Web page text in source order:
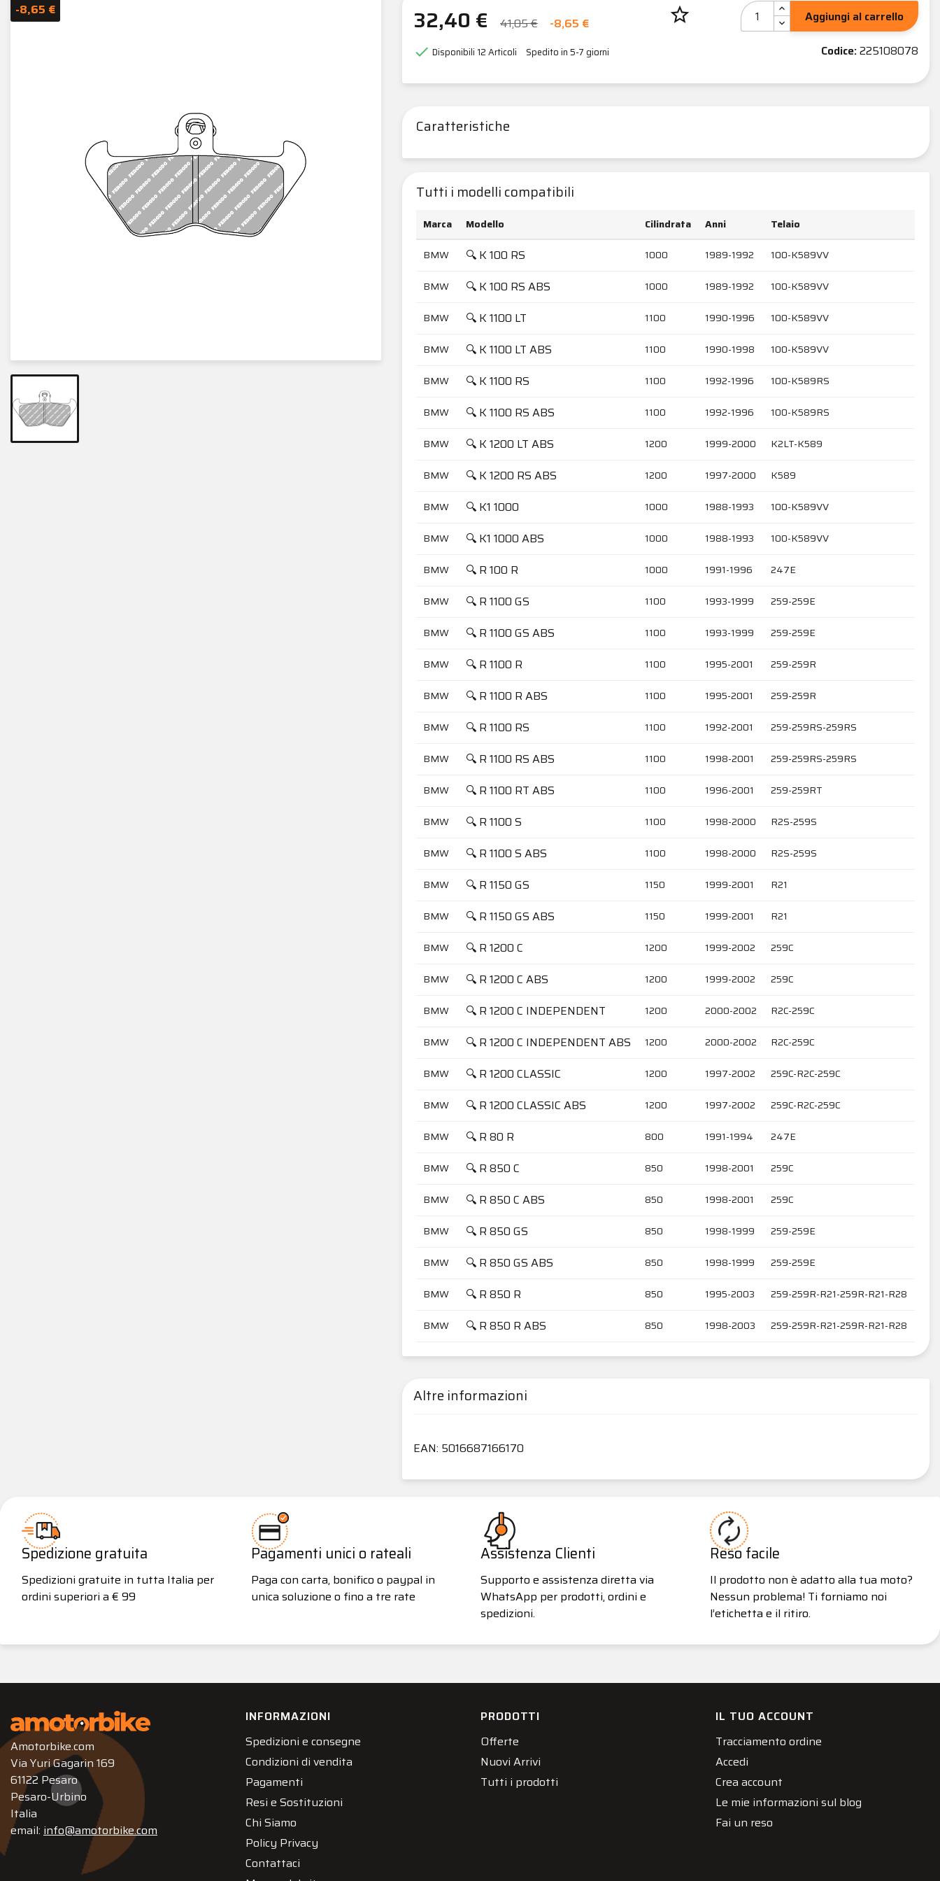
-8,65 € 32,40 € 41,05 € -8,65 €
 Disponibili 12 Articoli Spedito in 5-7 giorni
star_border
Aggiungi al carrello
Codice:225108078
Caratteristiche
Tutti i modelli compatibili
Marca Modello Cilindrata Anni
Telaio
BMW
🔍 K 100 RS 1000 1989-1992 100-K589VV
BMW 🔍 K 100 RS ABS 1000 1989-1992 100-K589VV
BMW 🔍 K 1100 LT 1100 1990-1996 100-K589VV
BMW 🔍 K 1100 LT ABS 1100 1990-1998 100-K589VV
BMW 🔍 K 1100 RS 1100 1992-1996 100-K589RS
BMW 🔍 K 1100 RS ABS 1100 1992-1996 100-K589RS
BMW 🔍 K 1200 LT ABS 1200 1999-2000 K2LT-K589
BMW 🔍 K 1200 RS ABS 1200 1997-2000 K589
BMW 🔍 K1 1000 1000 1988-1993 100-K589VV
BMW 🔍 K1 1000 ABS 1000 1988-1993 100-K589VV
BMW 🔍 R 100 R 1000 1991-1996 247E
BMW 🔍 R 1100 GS 1100 1993-1999 259-259E
BMW 🔍 R 1100 GS ABS 1100 1993-1999 259-259E
BMW 🔍 R 1100 R 1100 1995-2001 259-259R
BMW 🔍 R 1100 R ABS 1100 1995-2001 259-259R
BMW 🔍 R 1100 RS 1100 1992-2001 259-259RS-259RS
BMW 🔍 R 1100 RS ABS 1100 1998-2001 259-259RS-259RS
BMW 🔍 R 1100 RT ABS 1100 1996-2001 259-259RT
BMW 🔍 R 1100 S 1100 1998-2000 R2S-259S
BMW 🔍 R 1100 S ABS 1100 1998-2000 R2S-259S
BMW 🔍 R 1150 GS 1150 1999-2001 R21
BMW 🔍 R 1150 GS ABS 1150 1999-2001 R21
BMW 🔍 R 1200 C 1200 1999-2002 259C
BMW 🔍 R 1200 C ABS 1200 1999-2002 259C
BMW 🔍 R 1200 C INDEPENDENT 1200 2000-2002 R2C-259C
BMW 🔍 R 1200 C INDEPENDENT ABS 1200 2000-2002 R2C-259C
BMW 🔍 R 1200 CLASSIC 1200 1997-2002 259C-R2C-259C
BMW 🔍 R 1200 CLASSIC ABS 1200 1997-2002 259C-R2C-259C
BMW 🔍 R 80 R 800 1991-1994 247E
BMW 🔍 R 850 C 850 1998-2001 259C
BMW 🔍 R 850 C ABS 850 1998-2001 259C
BMW 🔍 R 850 GS 850 1998-1999 259-259E
BMW 🔍 R 850 GS ABS 850 1998-1999 259-259E
BMW 🔍 R 850 R 850 1995-2003 259-259R-R21-259R-R21-R28
BMW 🔍 R 850 R ABS 850 1998-2003 259-259R-R21-259R-R21-R28
Altre informazioni
EAN: 5016687166170
Spedizione gratuita
Spedizioni gratuite in tutta Italia per
ordini superiori a € 99
Pagamenti unici o rateali
Paga con carta, bonifico o paypal in
unica soluzione o fino a tre rate
Assistenza Clienti
Supporto e assistenza diretta via
WhatsApp per prodotti, ordini e
spedizioni.
Reso facile
Il prodotto non è adatto alla tua moto?
Nessun problema! Ti forniamo noi
l’etichetta e il ritiro.
Amotorbike.com
Via Yuri Gagarin 169
61122 Pesaro
Pesaro-Urbino
Italia
email: info@amotorbike.com
INFORMAZIONI
Spedizioni e consegne
Condizioni di vendita
Pagamenti
Resi e Sostituzioni
Chi Siamo
Policy Privacy
Contattaci
PRODOTTI
Offerte
Nuovi Arrivi
Tutti i prodotti
IL TUO ACCOUNT
Tracciamento ordine
Accedi
Crea account
Le mie informazioni sul blog
Fai un reso